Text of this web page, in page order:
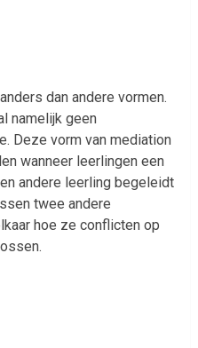
dan andere vormen.
namelijk geen
Deze vorm van mediation
wanneer leerlingen een
andere leerling begeleidt
twee andere
hoe ze conflicten op